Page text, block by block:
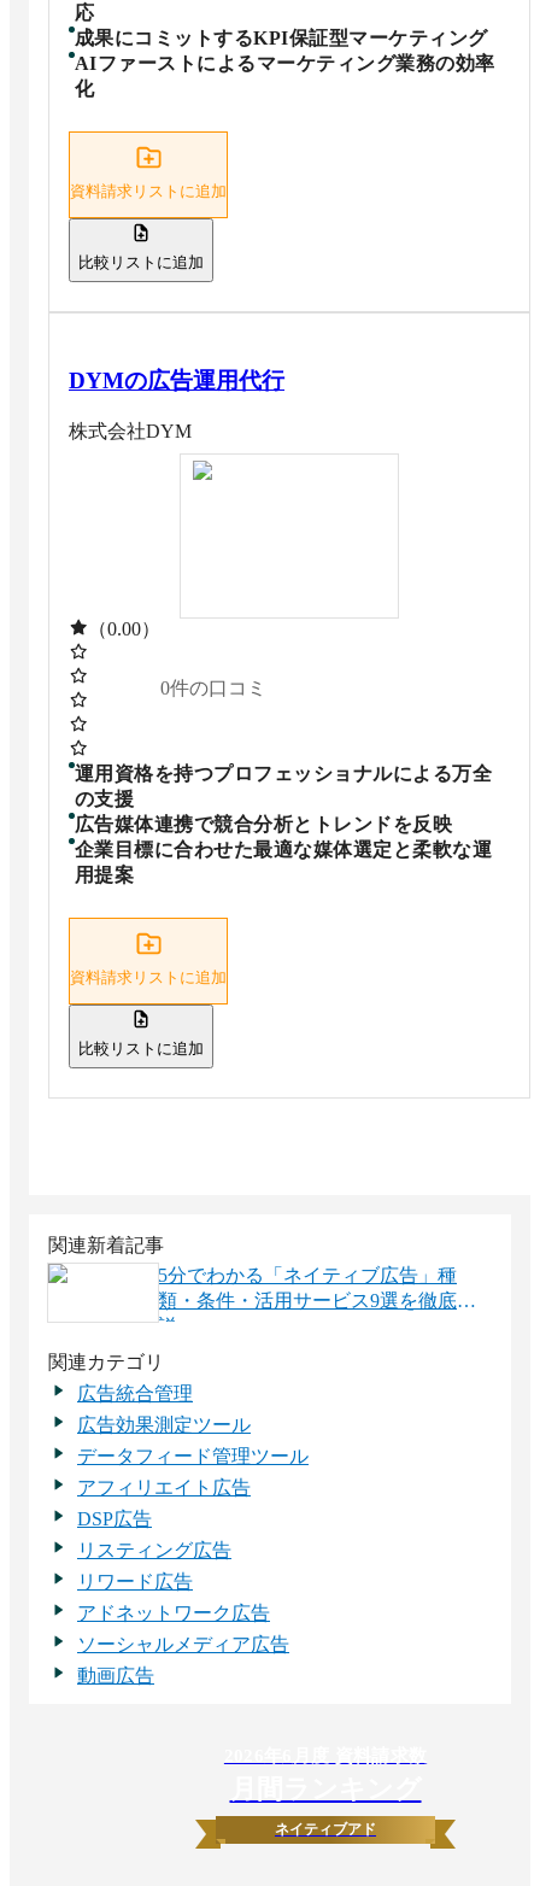
応
成果にコミットするKPI保証型マーケティング
AIファーストによるマーケティング業務の効率
化
資料請求リストに追加
比較リストに追加
DYMの広告運用代行
株式会社DYM
（0.00）
0件の口コミ
運用資格を持つプロフェッショナルによる万全
の支援
広告媒体連携で競合分析とトレンドを反映
企業目標に合わせた最適な媒体選定と柔軟な運
用提案
資料請求リストに追加
比較リストに追加
関連新着記事
5分でわかる「ネイティブ広告」種
類・条件・活用サービス9選を徹底解
説
関連カテゴリ
広告統合管理
広告効果測定ツール
データフィード管理ツール
アフィリエイト広告
DSP広告
リスティング広告
リワード広告
アドネットワーク広告
ソーシャルメディア広告
動画広告
ネイティブアド